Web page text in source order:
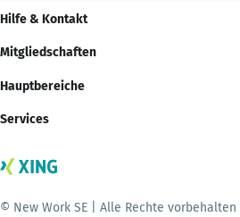
Hilfe & Kontakt
Mitgliedschaften
Hauptbereiche
Services
© New Work SE | Alle Rechte vorbehalten